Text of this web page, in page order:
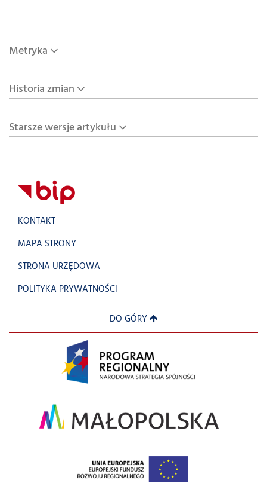
Metryka
Historia zmian
Starsze wersje artykułu
KONTAKT
MAPA STRONY
STRONA URZĘDOWA
POLITYKA PRYWATNOŚCI
DO GÓRY